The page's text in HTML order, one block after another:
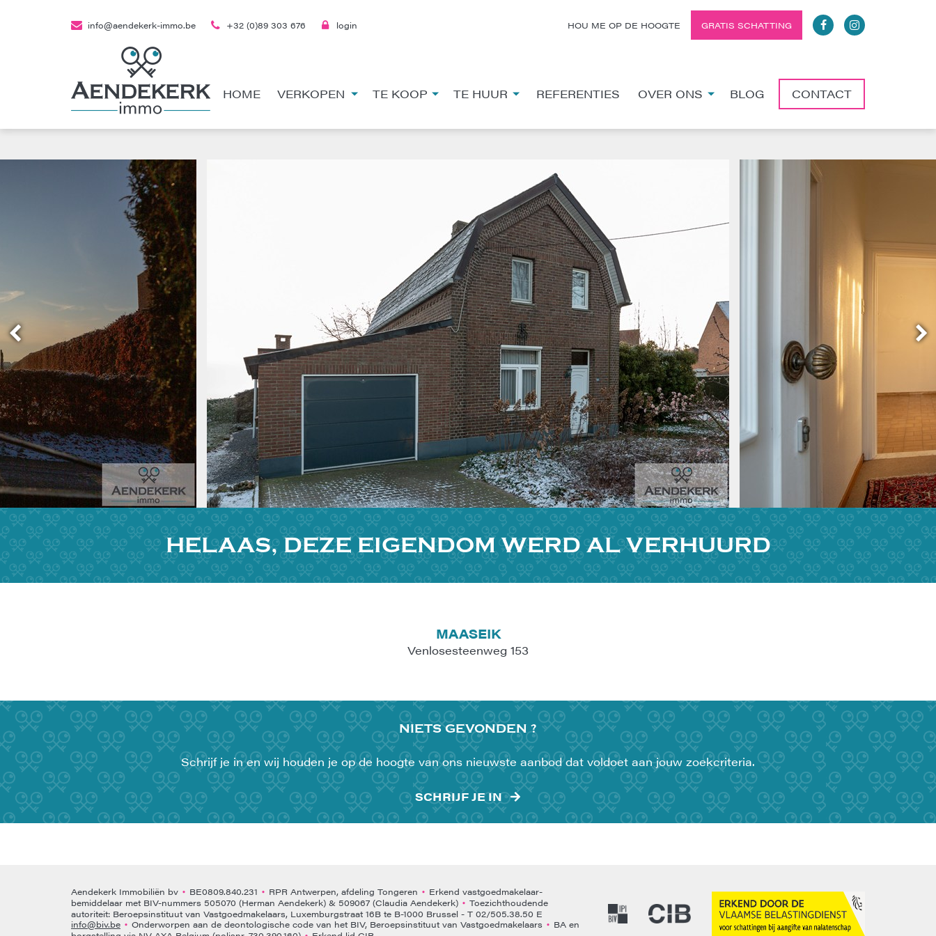
HOME VERKOPEN TE KOOP TE HUUR REFERENTIES OVER ONS BLOG CONTACT
info@aendekerk-immo.be +32 (0)89 303 676 login HOU ME OP DE HOOGTE GRATIS SCHATTING
HELAAS, DEZE EIGENDOM WERD AL VERHUURD
MAASEIK
Venlosesteenweg 153
NIETSGEVONDEN ?
Schrijf je in en wij houden je op de hoogte van ons nieuwste aanbod dat voldoet aan jouw zoekcriteria.
SCHRIJF JE IN
Aendekerk Immobiliën bv • BE0809.840.231 • RPR Antwerpen, afdeling Tongeren • Erkend vastgoedmakelaar-
bemiddelaar met BIV-nummers 505070 (Herman Aendekerk) & 509067 (Claudia Aendekerk) • Toezichthoudende
autoriteit: Beroepsinstituut van Vastgoedmakelaars, Luxemburgstraat 16B te B-1000 Brussel - T 02/505.38.50 E
info@biv.be • Onderworpen aan de deontologische code van het BIV, Beroepsinstituut van Vastgoedmakelaars • BA en